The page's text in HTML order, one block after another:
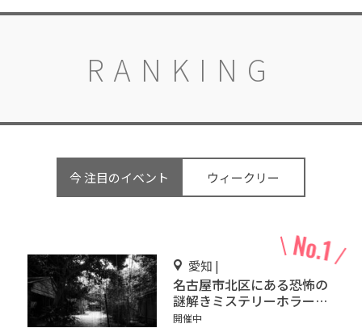
RANKING
今 注目のイベント ウィークリー
愛知 |
名古屋市北区にある恐怖の
謎解きミステリーホラー
「エモい家」あなたは行き
開催中